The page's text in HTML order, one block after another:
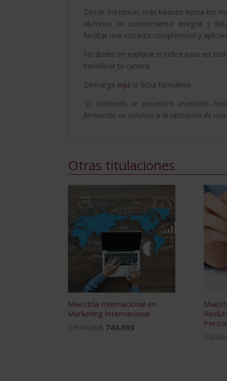
Desde los temas más básicos hasta los
alumnos un conocimiento integral y
facilitar una correcta comprensión y
No dudes en explorar el índice para ver
beneficiar tu carrera.
Descarga aquí la ficha formativa.
“El contenido se encuentra orientado
formación no conduce a la obtención de
Otras titulaciones
Maestría Internacional en
Marketing Internacional
2.976,00$ El
744,00$